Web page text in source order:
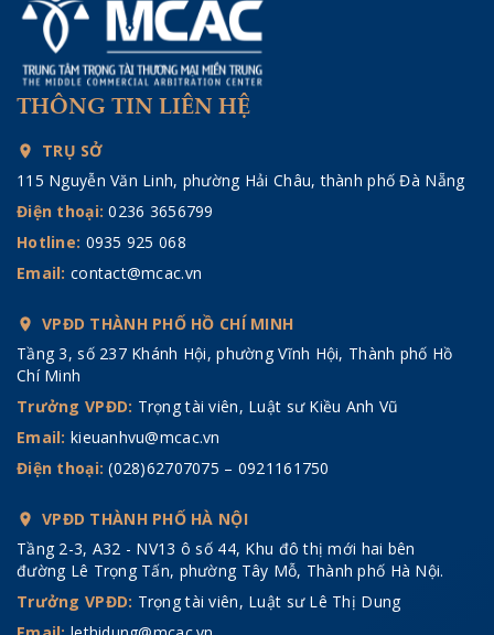
THÔNG TIN LIÊN HỆ
TRỤ SỞ
115 Nguyễn Văn Linh, phường Hải Châu, thành phố Đà Nẵng
Điện thoại:0236 3656799
Hotline: 0935 925 068
Email: contact@mcac.vn
VPĐD THÀNH PHỐ HỒ CHÍ MINH
Tầng 3, số 237 Khánh Hội, phường Vĩnh Hội, Thành phố Hồ
Chí Minh
Trưởng VPĐD: Trọng tài viên, Luật sư Kiều Anh Vũ
Email: kieuanhvu@mcac.vn
Điện thoại:(028)62707075 – 0921161750
VPĐD THÀNH PHỐ HÀ NỘI
Tầng 2-3, A32 - NV13 ô số 44, Khu đô thị mới hai bên
đường Lê Trọng Tấn, phường Tây Mỗ, Thành phố Hà Nội.
Trưởng VPĐD: Trọng tài viên, Luật sư Lê Thị Dung